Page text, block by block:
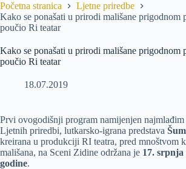
Početna stranica
Ljetne priredbe
Kako se ponašati u prirodi mališane prigodnom
poučio Ri teatar
Kako se ponašati u prirodi mališane prigodnom
poučio Ri teatar
18.07.2019
Prvi ovogodišnji program namijenjen
Ljetnih priredbi, lutkarsko-igrana predstava
kreirana u produkciji RI teatra, pred mnoštvom
mališana, na Sceni Zidine održana je 17. srpnja
godine.